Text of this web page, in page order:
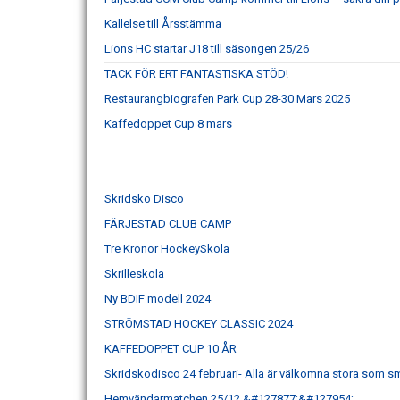
Kallelse till Årsstämma
Lions HC startar J18 till säsongen 25/26
TACK FÖR ERT FANTASTISKA STÖD!
Restaurangbiografen Park Cup 28-30 Mars 2025
Kaffedoppet Cup 8 mars
Skridsko Disco
FÄRJESTAD CLUB CAMP
Tre Kronor HockeySkola
Skrilleskola
Ny BDIF modell 2024
STRÖMSTAD HOCKEY CLASSIC 2024
KAFFEDOPPET CUP 10 ÅR
Skridskodisco 24 februari- Alla är välkomna stora som